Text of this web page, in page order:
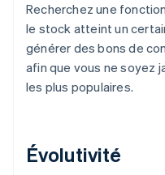
Recherchez une
le stock atteint un
générer des bons de
afin que vous ne soyez
les plus populaires.
Évolutivité